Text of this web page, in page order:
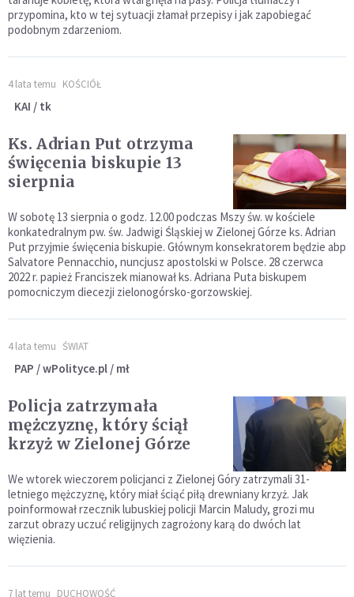
przypomina, kto w tej sytuacji złamał przepisy i jak zapobiegać
podobnym zdarzeniom.
4 lata temu KOŚCIÓŁ
KAI / tk
Ks. Adrian Put otrzyma
święcenia biskupie 13
sierpnia
W sobotę 13 sierpnia o godz. 12.00 podczas Mszy św. w kościele
konkatedralnym pw. św. Jadwigi Śląskiej w Zielonej Górze ks. Adrian
Put przyjmie święcenia biskupie. Głównym konsekratorem będzie abp
Salvatore Pennacchio, nuncjusz apostolski w Polsce. 28 czerwca
2022 r. papież Franciszek mianował ks. Adriana Puta biskupem
pomocniczym diecezji zielonogórsko-gorzowskiej.
4 lata temu ŚWIAT
PAP / wPolityce.pl / mł
Policja zatrzymała
mężczyznę, który ściął
krzyż w Zielonej Górze
We wtorek wieczorem policjanci z Zielonej Góry zatrzymali 31-
letniego mężczyznę, który miał ściąć piłą drewniany krzyż. Jak
poinformował rzecznik lubuskiej policji Marcin Maludy, grozi mu
zarzut obrazy uczuć religijnych zagrożony karą do dwóch lat
więzienia.
7 lat temu DUCHOWOŚĆ